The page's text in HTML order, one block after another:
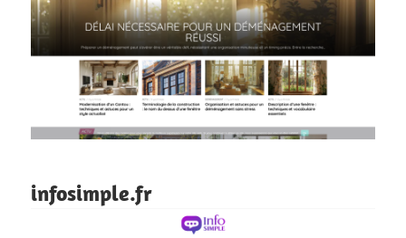
infosimple.fr